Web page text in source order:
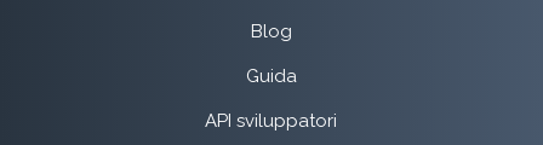
Blog
Guida
API sviluppatori